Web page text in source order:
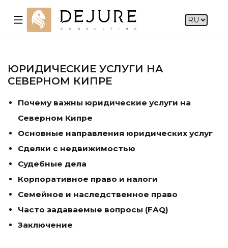
ЮРИДИЧЕСКИЕ УСЛУГИ НА
СЕВЕРНОМ КИПРЕ
Почему важны юридические услуги на
Северном Кипре
Основные направления юридических услуг
Сделки с недвижимостью
Судебные дела
Корпоративное право и налоги
Семейное и наследственное право
Часто задаваемые вопросы (FAQ)
Заключение